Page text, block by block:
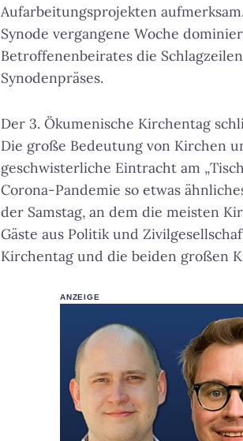
Aufarbeitungsprojekten
Synode vergangene Woche
Betroffenenbeirates die
Synodenpräses.
Der 3. Ökumenische Kirchentag
Die große Bedeutung von Kirchen
geschwisterliche Eintracht am
Corona-Pandemie so etwas
der Samstag, an dem die meisten
Gäste aus Politik und
Kirchentag und die beiden großen
ANZEIGE